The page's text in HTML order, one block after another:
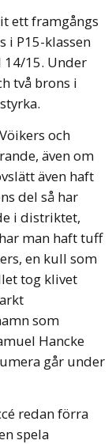
ett framgångs
i P15-klassen
14/15. Under
två brons i
och
även om
även haft
del så har
i distriktet,
man haft tuff
en kull som
tog klivet
som
Hancke
går under
redan förra
spela